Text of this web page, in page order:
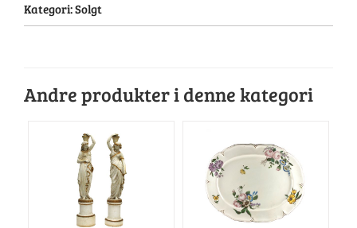
Kategori:Solgt
Andre produkter i denne kategori